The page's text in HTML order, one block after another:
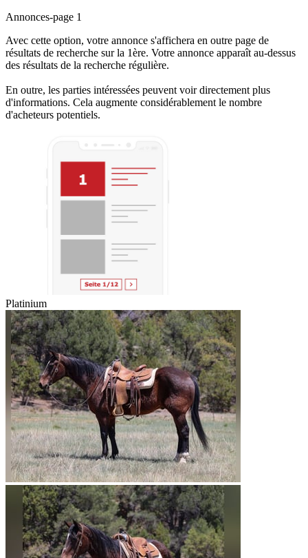
Annonces-page 1
Avec cette option, votre annonce s'affichera en outre page de
résultats de recherche sur la 1ère. Votre annonce apparaît au-dessus
des résultats de la recherche régulière.
En outre, les parties intéressées peuvent voir directement plus
d'informations. Cela augmente considérablement le nombre
d'acheteurs potentiels.
Platinium